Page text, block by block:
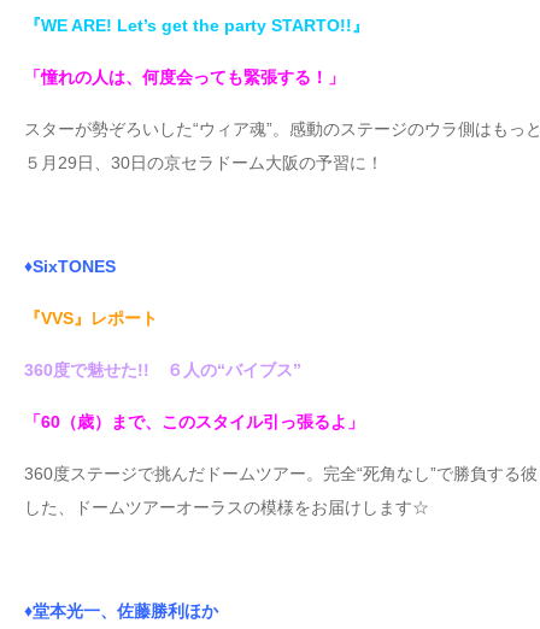
『WE ARE! Let’s get the party STARTO!!』
「憧れの人は、何度会っても緊張する！」
スターが勢ぞろいした“ウィア魂”。感動のステージのウラ側は
５月29日、30日の京セラドーム大阪の予習に！
♦SixTONES
『VVS』レポート
360度で魅せた!! ６人の“バイブス”
「60（歳）まで、このスタイル引っ張るよ」
360度ステージで挑んだドームツアー。完全“死角なし”で勝負す
した、ドームツアーオーラスの模様をお届けします☆
♦堂本光一、佐藤勝利ほか